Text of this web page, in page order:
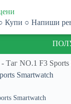
Купи ○ Напиши
Таг NO.1 F3 Sports
Smartwatch
Smartwatch